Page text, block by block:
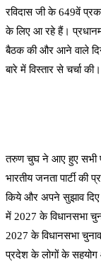
रविदास जी के 649वें
के लिए आ रहे हैं।
बैठक की और आने वाले दिनों
बारे में विस्तार से चर्चा की।
तरुण चुघ ने आए हुए सभी
भारतीय जनता पार्टी की
किये और अपने सुझाव
में 2027 के विधानसभा
2027 के विधानसभा
प्रदेश के लोगों के